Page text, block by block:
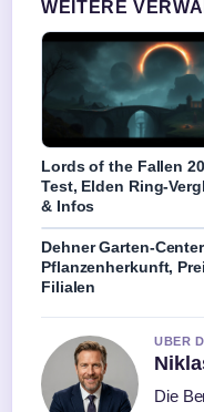
WEITERE
Lords of the Fallen
Test, Elden Ring-
& Infos
Dehner Garten-
Pflanzenherkunft,
Filialen
UBER
Die